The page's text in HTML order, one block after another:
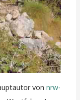
vonnrw-